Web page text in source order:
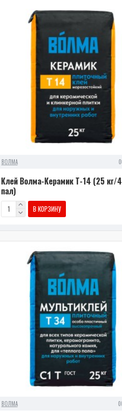
ВОЛМА
Клей Волма-Керамик Т-14 (25 кг/
пал)
В КОРЗИНУ
ВОЛМА